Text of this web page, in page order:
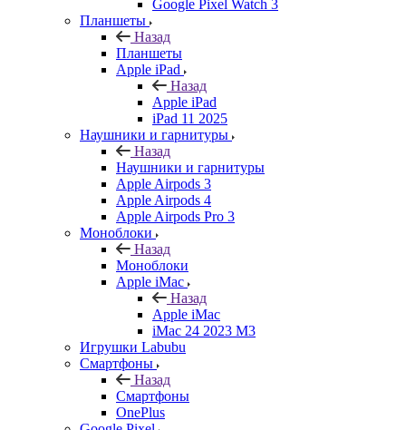
Google Pixel Watch 3
Планшеты
Назад
Планшеты
Apple iPad
Назад
Apple iPad
iPad 11 2025
Наушники и гарнитуры
Назад
Наушники и гарнитуры
Apple Airpods 3
Apple Airpods 4
Apple Airpods Pro 3
Моноблоки
Назад
Моноблоки
Apple iMac
Назад
Apple iMac
iMac 24 2023 M3
Игрушки Labubu
Смартфоны
Назад
Смартфоны
OnePlus